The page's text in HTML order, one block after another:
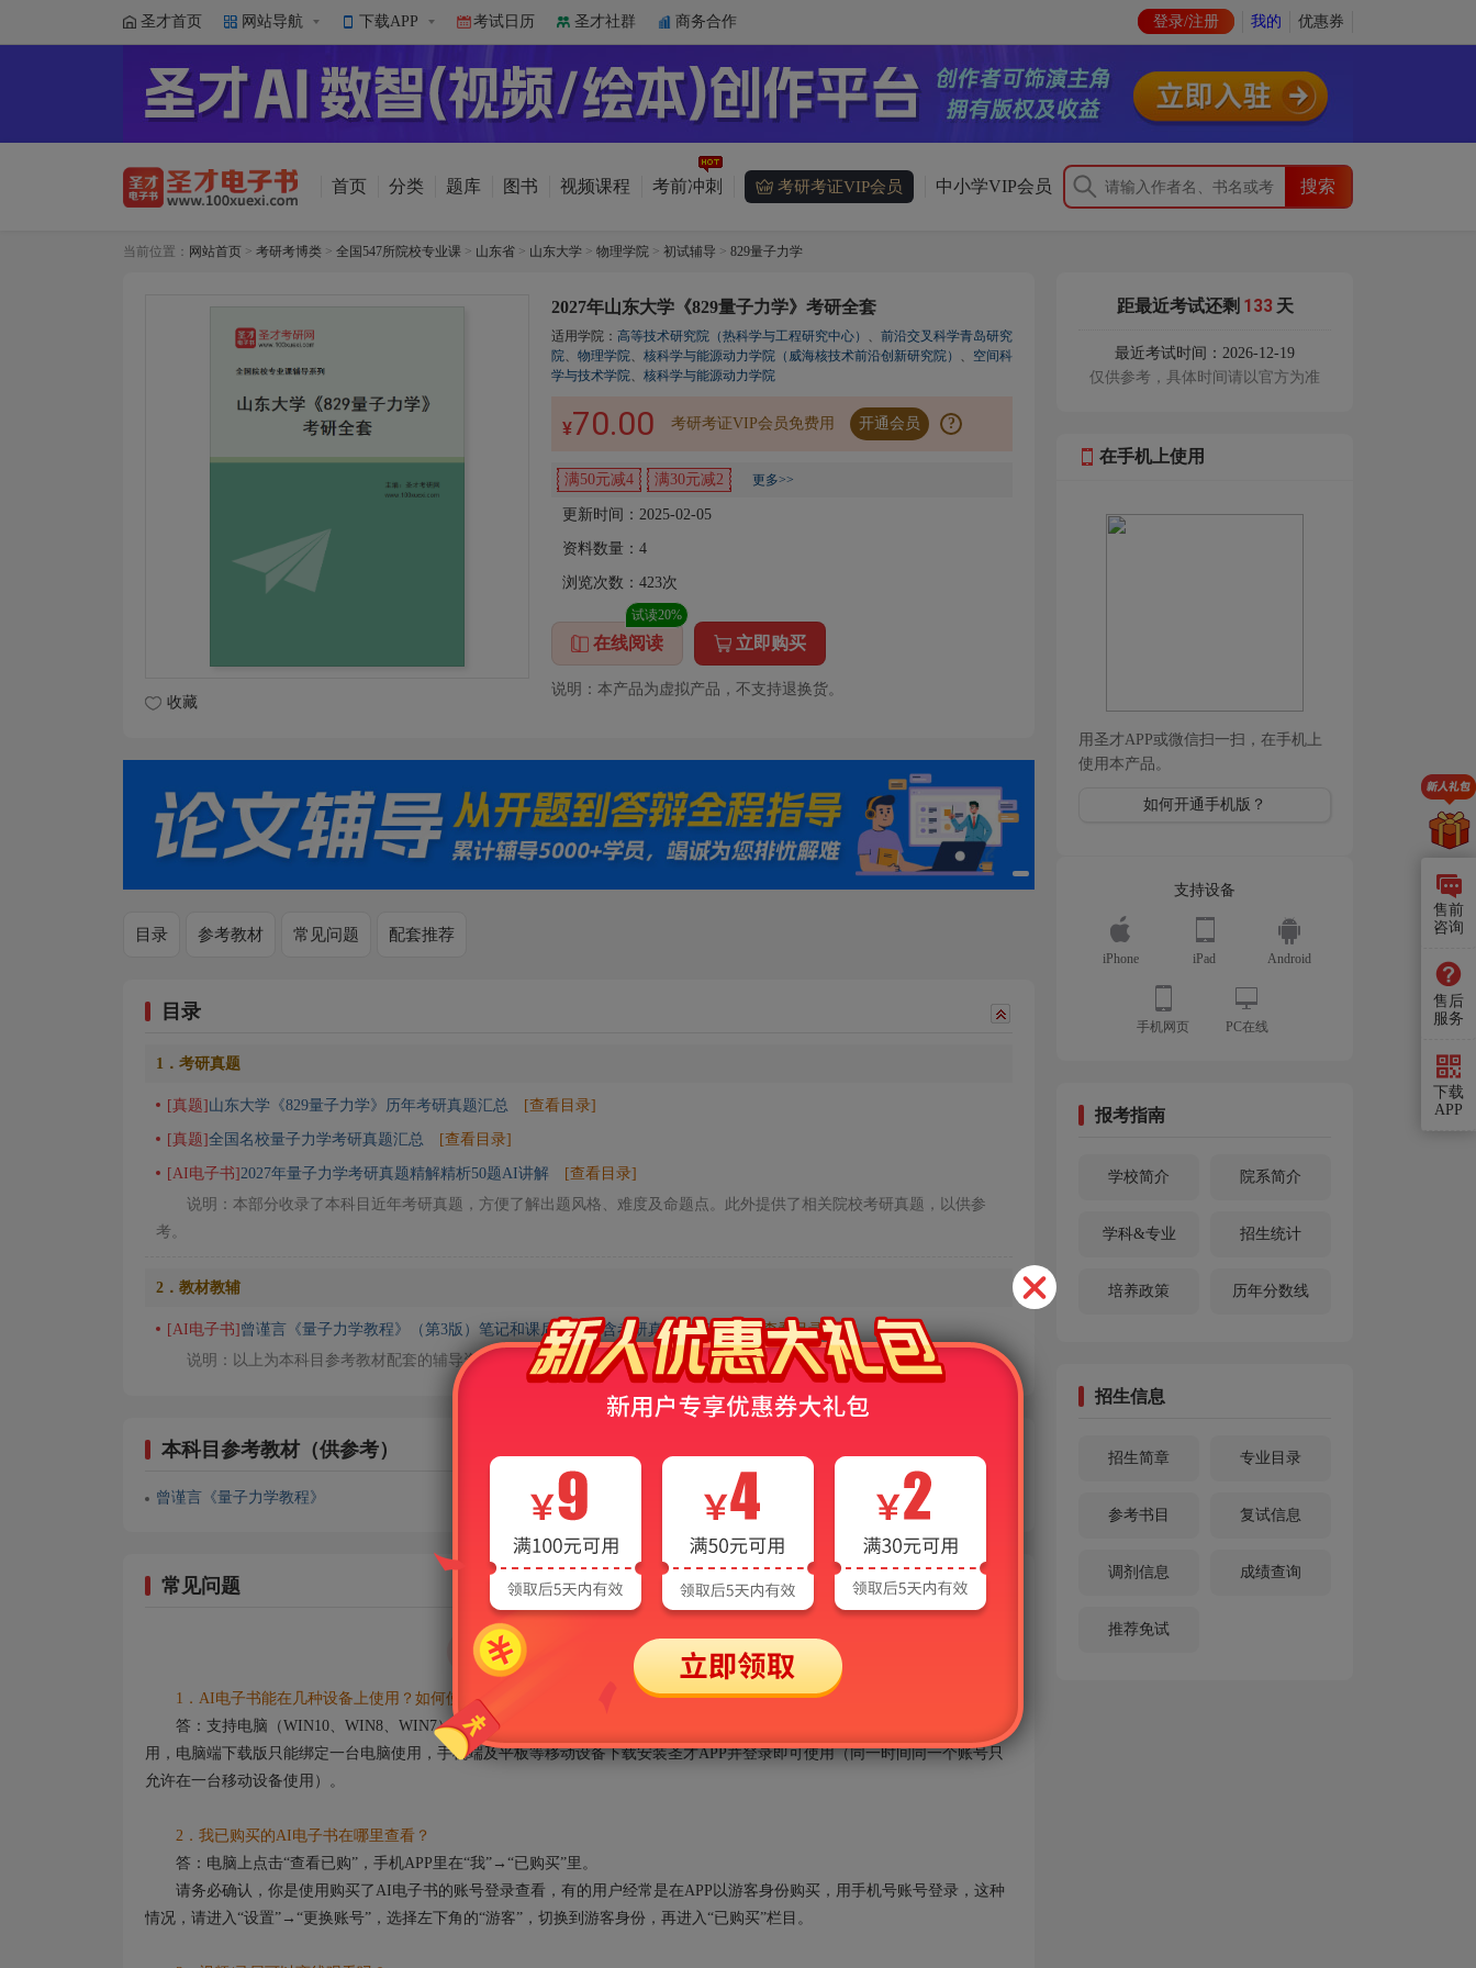
圣才首页 网站导航 下载APP 考试日历 圣才社群 商务合作 登录/注册 我的 优惠券
首页 分类 题库 图书 视频课程 考前冲刺 考研考证VIP会员 中小学VIP会员
当前位置： 网站首页 > 考研考博类 > 全国547所院校专业课 > 山东省 > 山东大学 > 物理学院 > 初试辅导 > 829量子力学
收藏
2027年山东大学《829量子力学》考研全套
适用学院： 高等技术研究院（热科学与工程研究中心） 、 前沿交叉科学青岛研究
院、 物理学院、 核科学与能源动力学院（威海核技术前沿创新研究院） 、 空间科
学与技术学院、 核科学与能源动力学院
¥70.00 考研考证VIP会员免费用 开通会员 ?
满50元减4 满30元减2 更多>>
更新时间：2025-02-05
资料数量： 4
浏览次数： 423次
在线阅读
试读20%
立即购买
说明：本产品为虚拟产品，不支持退换货。
目录 参考教材 常见问题 配套推荐
目录
1．考研真题
[真题] 山东大学《829量子力学》历年考研真题汇总 [查看目录]
[真题]全国名校量子力学考研真题汇总 [查看目录]
[AI电子书] 2027年量子力学考研真题精解精析50题AI讲解
[查看目录]
说明：本部分收录了本科目近年考研真题，方便了解出题风格、难度及命题点。此外提供了相关院校考研真题，以供参
考。
2．教材教辅
[AI电子书] 曾谨言《量子力学教程》（第3版）笔记和课后习题（含考研真题）AI讲解
[查看目录]
说明：以上为本科目参考教材配套的辅导资料。
本科目参考教材（供参考）
曾谨言《量子力学教程》
常见问题
AI电子书常见问题
1．AI电子书能在几种设备上使用？如何使用？
答：支持电脑（WIN10、WIN8、WIN7）、手机、平板等多端同步使用。电脑端在线版在圣才学习网及旗下网站登录即可使
用，电脑端下载版只能绑定一台电脑使用，手机端及平板等移动设备下载安装圣才APP并登录即可使用（同一时间同一个账号只
允许在一台移动设备使用）。
2．我已购买的AI电子书在哪里查看？
答：电脑上点击“查看已购”，手机APP里在“我”→“已购买”里。
请务必确认，你是使用购买了AI电子书的账号登录查看，有的用户经常是在APP以游客身份购买，用手机号账号登录，这种
情况，请进入“设置”→“更换账号”，选择左下角的“游客”，切换到游客身份，再进入“已购买”栏目。
距最近考试还剩 133 天
最近考试时间：2026-12-19
仅供参考，具体时间请以官方为准
在手机上使用
用圣才APP或微信扫一扫，在手机上
使用本产品。
如何开通手机版？
支持设备
iPhone iPad Android
手机网页 PC在线
报考指南
学校简介 院系简介
学科&专业 招生统计
培养政策 历年分数线
招生信息
招生简章 专业目录
参考书目 复试信息
调剂信息 成绩查询
推荐免试
售前
咨询
售后
服务
下载
APP